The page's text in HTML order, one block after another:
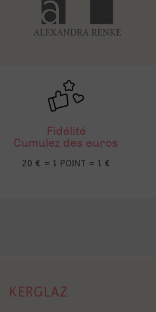
Fidélité
Cumulez des euros
20 € = 1 POINT = 1 €
KERGLAZ